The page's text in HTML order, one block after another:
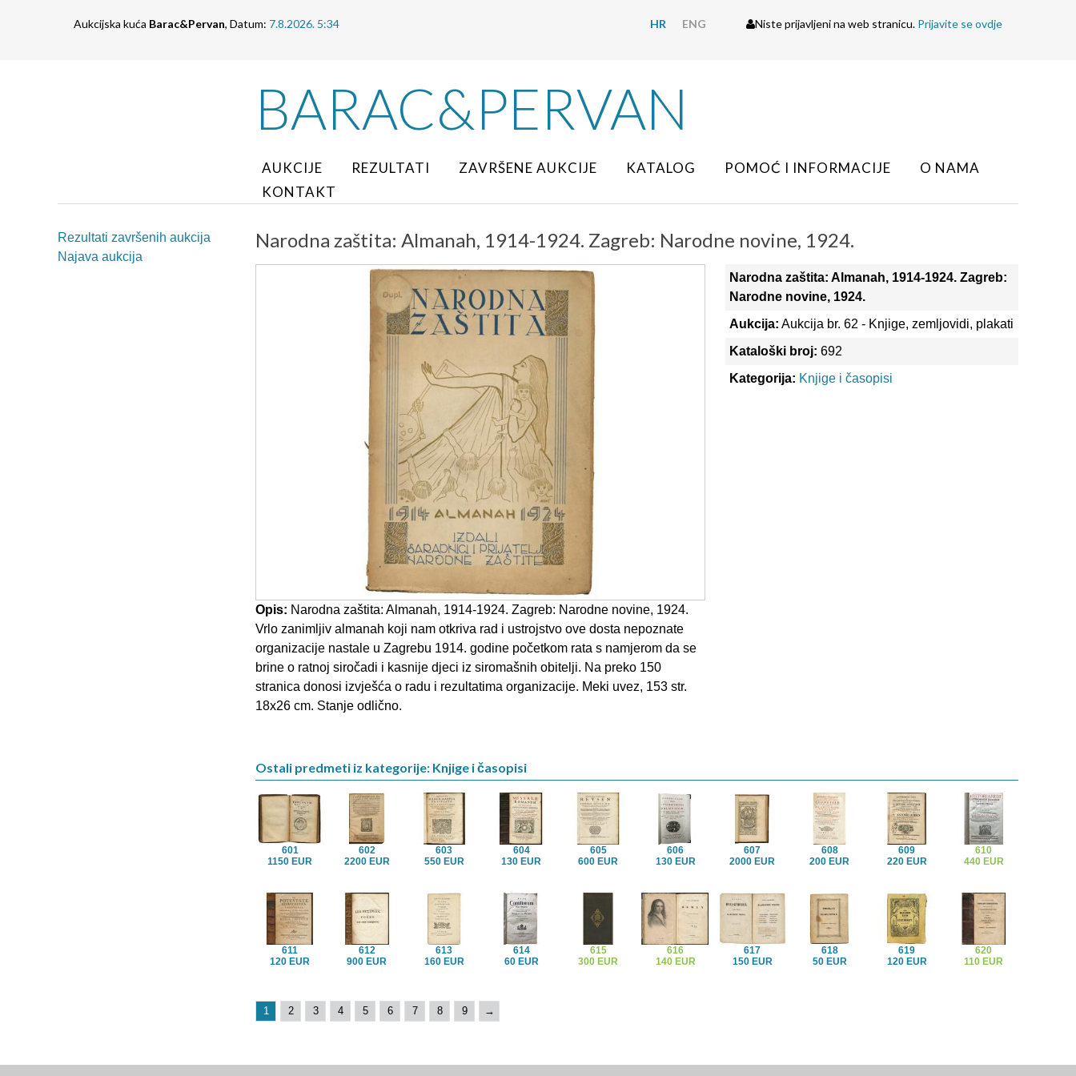
Aukcijska kuća Barac&Pervan, Datum: 7.8.2026. 5:34 HR ENG Niste prijavljeni na web stranicu. Prijavite se ovdje
BARAC&PERVAN
AUKCIJE REZULTATI ZAVRŠENE AUKCIJE KATALOG POMOĆ I INFORMACIJE
O NAMA
KONTAKT
Rezultati završenih aukcija
Najava aukcija
Narodna zaštita: Almanah, 1914-1924. Zagreb: Narodne novine, 1924.
Opis: Narodna zaštita: Almanah, 1914-1924. Zagreb: Narodne novine, 1924.
Vrlo zanimljiv almanah koji nam otkriva rad i ustrojstvo ove dosta nepoznate
organizacije nastale u Zagrebu 1914. godine početkom rata s namjerom da se
brine o ratnoj siročadi i kasnije djeci iz siromašnih obitelji. Na preko 150
stranica donosi izvješća o radu i rezultatima organizacije. Meki uvez, 153 str.
18x26 cm. Stanje odlično.
Narodna zaštita: Almanah, 1914-1924. Zagreb:
Narodne novine, 1924.
Aukcija: Aukcija br. 62 - Knjige, zemljovidi, plakati
Kataloški broj: 692
Kategorija: Knjige i časopisi
Ostali predmeti iz kategorije: Knjige i časopisi
601
1150 EUR
602
2200 EUR
603
550 EUR
604
130 EUR
605
600 EUR
606
130 EUR
607
2000 EUR
608
200 EUR
609
220 EUR
610
440 EUR
611
120 EUR
612
900 EUR
613
160 EUR
614
60 EUR
615
300 EUR
616
140 EUR
617
150 EUR
618
50 EUR
619
120 EUR
620
110 EUR
1 2 3 4 5 6 7 8 9 →